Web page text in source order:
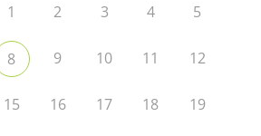
1 2 3 4 5
8 9 10 11 12
15 16 17 18 19